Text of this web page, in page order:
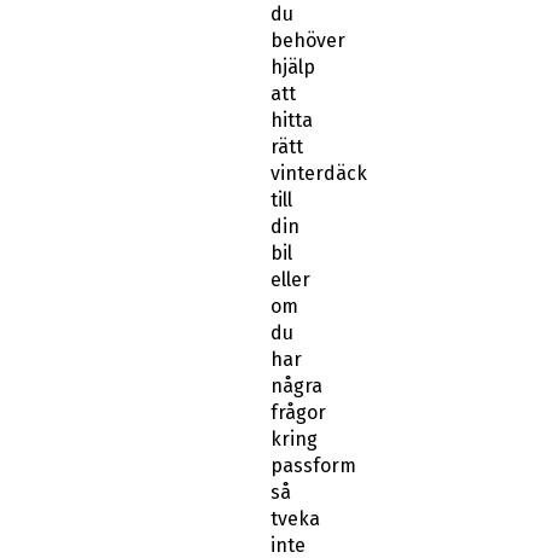
du
behöver
hjälp
att
hitta
rätt
vinterdäck
till
din
bil
eller
om
du
har
några
frågor
kring
passform
så
tveka
inte